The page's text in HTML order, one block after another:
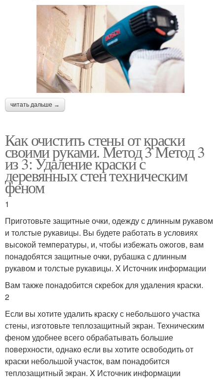
читать дальше →
Как очистить стены от краски
своими руками. Метод 3 Метод 3
из 3: Удаление краски с
деревянных стен техническим
феном
1
Приготовьте защитные очки, одежду с длинным рукавом
и толстые рукавицы. Вы будете работать в условиях
высокой температуры, и, чтобы избежать ожогов, вам
понадобятся защитные очки, рубашка с длинным
рукавом и толстые рукавицы. X Источник информации
Вам также понадобится скребок для удаления краски.
2
Если вы хотите удалить краску с небольшого участка
стены, изготовьте теплозащитный экран. Техническим
феном удобнее всего обрабатывать большие
поверхности, однако если вы хотите освободить от
краски небольшой участок, вам понадобится
теплозащитный экран. X Источник информации